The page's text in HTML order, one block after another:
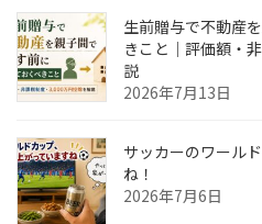
生前贈与で不動産
きこと｜評価額・
説
2026年7月13日
サッカーのワール
ね！
2026年7月6日